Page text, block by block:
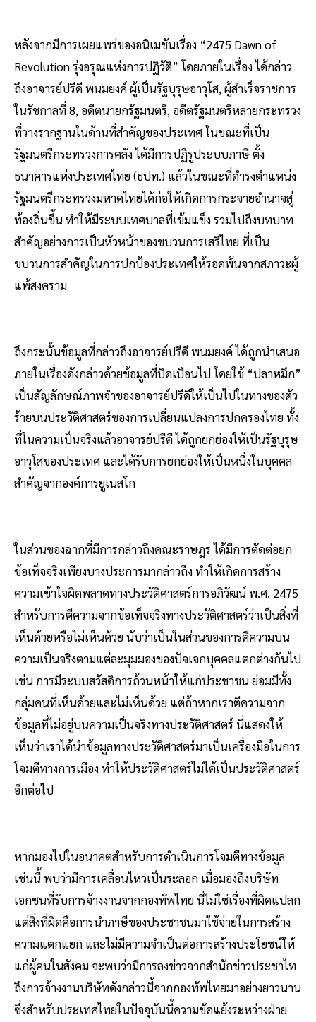
หลังจากมีการเผยแพร่ของอนิเมชันเรื่อง “2475 Dawn of
Revolution รุ่งอรุณแห่งการปฏิวัติ” โดยภายในเรื่อง ได้กล่าว
ถึงอาจารย์ปรีดี พนมยงค์ ผู้เป็นรัฐบุรุษอาวุโส, ผู้สำเร็จราชการ
ในรัชกาลที่ 8, อดีตนายกรัฐมนตรี, อดีตรัฐมนตรีหลายกระทรวง
ที่วางรากฐานในด้านที่สำคัญของประเทศ ในขณะที่เป็น
รัฐมนตรีกระทรวงการคลัง ได้มีการปฏิรูประบบภาษี ตั้ง
ธนาคารแห่งประเทศไทย (ธปท.) แล้วในขณะที่ดำรงตำแหน่ง
รัฐมนตรีกระทรวงมหาดไทยได้ก่อให้เกิดการกระจายอำนาจสู่
ท้องถิ่นขึ้น ทำให้มีระบบเทศบาลที่เข้มแข็ง รวมไปถึงบทบาท
สำคัญอย่างการเป็นหัวหน้าของขบวนการเสรีไทย ที่เป็น
ขบวนการสำคัญในการปกป้องประเทศให้รอดพ้นจากสภาวะผู้
แพ้สงคราม
ถึงกระนั้นข้อมูลที่กล่าวถึงอาจารย์ปรีดี พนมยงค์ ได้ถูกนำเสนอ
ภายในเรื่องดังกล่าวด้วยข้อมูลที่บิดเบือนไป โดยใช้ “ปลาหมึก”
เป็นสัญลักษณ์ภาพจำของอาจารย์ปรีดีให้เป็นไปในทางของตัว
ร้ายบนประวัติศาสตร์ของการเปลี่ยนแปลงการปกครองไทย ทั้ง
ที่ในความเป็นจริงแล้วอาจารย์ปรีดี ได้ถูกยกย่องให้เป็นรัฐบุรุษ
อาวุโสของประเทศ และได้รับการยกย่องให้เป็นหนึ่งในบุคคล
สำคัญจากองค์การยูเนสโก
ในส่วนของฉากที่มีการกล่าวถึงคณะราษฎร ได้มีการตัดต่อยก
ข้อเท็จจริงเพียงบางประการมากล่าวถึง ทำให้เกิดการสร้าง
ความเข้าใจผิดพลาดทางประวัติศาสตร์การอภิวัฒน์ พ.ศ. 2475
สำหรับการตีความจากข้อเท็จจริงทางประวัติศาสตร์ว่าเป็นสิ่งที่
เห็นด้วยหรือไม่เห็นด้วย นับว่าเป็นในส่วนของการตีความบน
ความเป็นจริงตามแต่ละมุมมองของปัจเจกบุคคลแตกต่างกันไป
เช่น การมีระบบสวัสดิการถ้วนหน้าให้แก่ประชาชน ย่อมมีทั้ง
กลุ่มคนที่เห็นด้วยและไม่เห็นด้วย แต่ถ้าหากเราตีความจาก
ข้อมูลที่ไม่อยู่บนความเป็นจริงทางประวัติศาสตร์ นี่แสดงให้
เห็นว่าเราได้นำข้อมูลทางประวัติศาสตร์มาเป็นเครื่องมือในการ
โจมตีทางการเมือง ทำให้ประวัติศาสตร์ไม่ได้เป็นประวัติศาสตร์
อีกต่อไป
หากมองไปในอนาคตสำหรับการดำเนินการโจมตีทางข้อมูล
เช่นนี้ พบว่ามีการเคลื่อนไหวเป็นระลอก เมื่อมองถึงบริษัท
เอกชนที่รับการจ้างงานจากกองทัพไทย นี่ไม่ใช่เรื่องที่ผิดแปลก
แต่สิ่งที่ผิดคือการนำภาษีของประชาชนมาใช้จ่ายในการสร้าง
ความแตกแยก และไม่มีความจำเป็นต่อการสร้างประโยชน์ให้
แก่ผู้คนในสังคม จะพบว่ามีการลงข่าวจากสำนักข่าวประชาไท
ถึงการจ้างงานบริษัทดังกล่าวนี้จากกองทัพไทยมาอย่างยาวนาน
ซึ่งสำหรับประเทศไทยในปัจจุบันนี้ความขัดแย้งระหว่างฝ่าย